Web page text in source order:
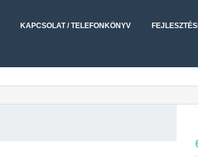
KAPCSOLAT / TELEFONKÖNYV